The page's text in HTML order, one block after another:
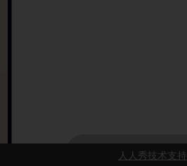
暂无礼盒
人人秀技术支持